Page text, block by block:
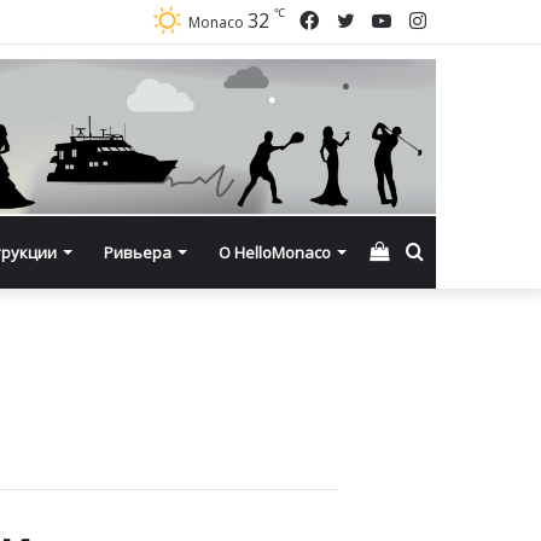
Instagram
YouTube
Twitter
Facebook
Monaco 32 ℃
Ривьера О HelloMonaco Смотреть